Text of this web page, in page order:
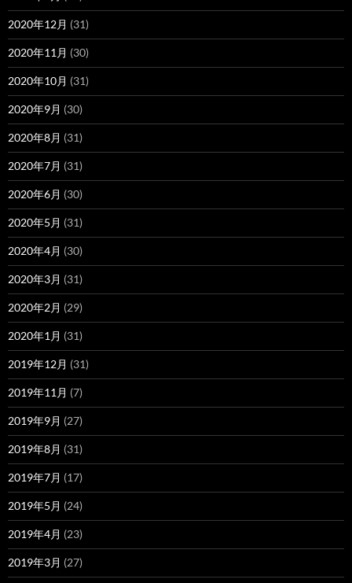
2020年12月 (31)
2020年11月 (30)
2020年10月 (31)
2020年9月 (30)
2020年8月 (31)
2020年7月 (31)
2020年6月 (30)
2020年5月 (31)
2020年4月 (30)
2020年3月 (31)
2020年2月 (29)
2020年1月 (31)
2019年12月 (31)
2019年11月 (7)
2019年9月 (27)
2019年8月 (31)
2019年7月 (17)
2019年5月 (24)
2019年4月 (23)
2019年3月 (27)